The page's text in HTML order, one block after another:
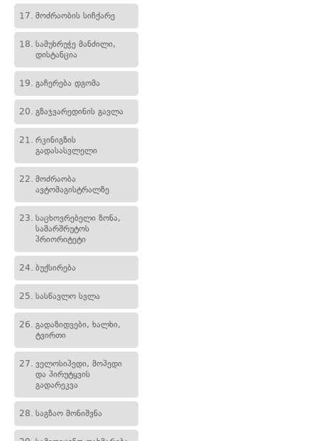
17. მოძრაობის სიჩქარე
18. სამუხრუჭე მანძილი,
დისტანცია
19. გაჩერება დგომა
20. გზაჯვარედინის გავლა
21. რკინიგზის
გადასასვლელი
22. მოძრაობა
ავტომაგისტრალზე
23. საცხოვრებელი ზონა,
სამარშრუტოს
პრიორიტეტი
24. ბუქსირება
25. სასწავლო სვლა
26. გადაზიდვები, ხალხი,
ტვირთი
27. ველოსიპედი, მოპედი
და პირუტყვის
გადარეკვა
28. საგზაო მონიშვნა